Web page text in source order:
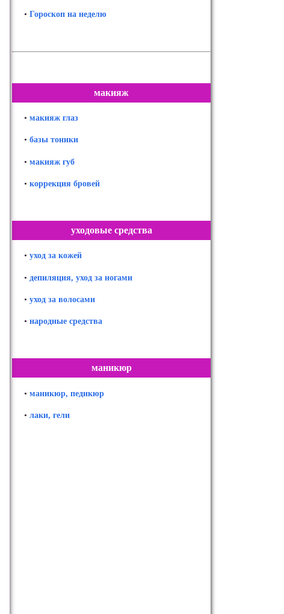
• Гороскоп на неделю
макияж
• макияж глаз
• базы тоники
• макияж губ
• коррекция бровей
уходовые средства
• уход за кожей
• депиляция, уход за ногами
• уход за волосами
• народные средства
маникюр
• маникюр, педикюр
• лаки, гели